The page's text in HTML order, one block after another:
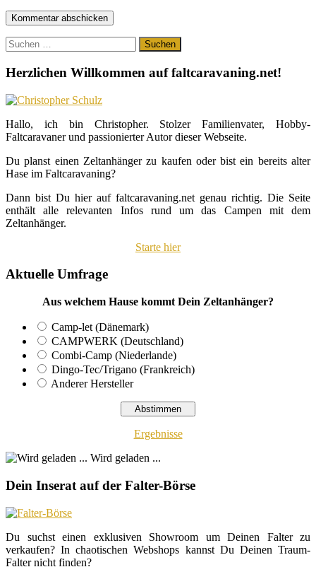
Suchen
nach:
Herzlichen Willkommen auf faltcaravaning.net!
Hallo, ich bin Christopher. Stolzer Familienvater, Hobby-
Faltcaravaner und passionierter Autor dieser Webseite.
Du planst einen Zeltanhänger zu kaufen oder bist ein bereits alter
Hase im Faltcaravaning?
Dann bist Du hier auf faltcaravaning.net genau richtig. Die Seite
enthält alle relevanten Infos rund um das Campen mit dem
Zeltanhänger.
Starte hier
Aktuelle Umfrage
Aus welchem Hause kommt Dein Zeltanhänger?
Camp-let (Dänemark)
CAMPWERK (Deutschland)
Combi-Camp (Niederlande)
Dingo-Tec/Trigano (Frankreich)
Anderer Hersteller
Ergebnisse
Wird geladen ...
Dein Inserat auf der Falter-Börse
Du suchst einen exklusiven Showroom um Deinen Falter zu
verkaufen? In chaotischen Webshops kannst Du Deinen Traum-
Falter nicht finden?